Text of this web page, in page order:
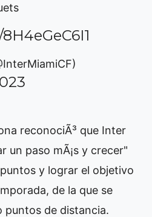
reconociÃ³ que Inter
un paso mÃ¡s y crecer"
y lograr el objetivo
de la que se
puntos de distancia.